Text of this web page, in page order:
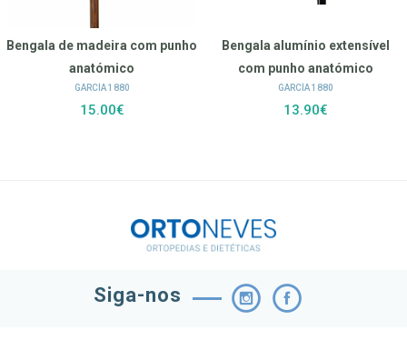
Bengala de madeira com punho
anatómico
GARCÍA 1880
15.00€
Bengala alumínio extensível
com punho anatómico
GARCÍA 1880
13.90€
Siga-nos